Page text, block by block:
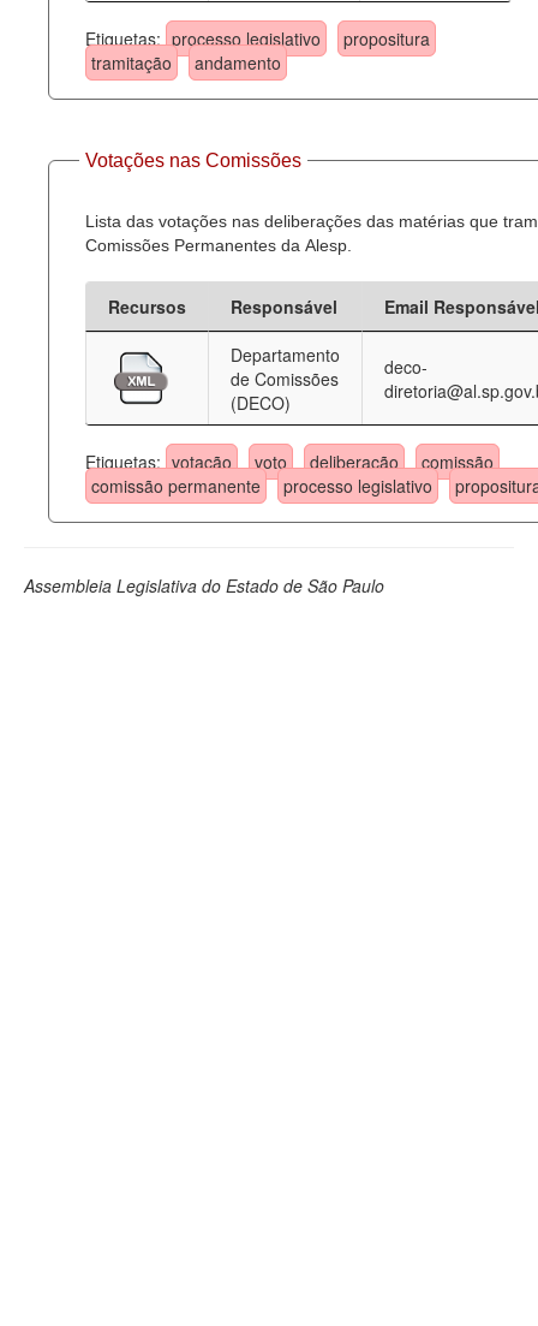
Etiquetas: processo legislativo
propositura
tramitação
andamento
Votações nas Comissões
Lista das votações nas deliberações das matérias que
Comissões Permanentes da Alesp.
Recursos Responsável
Email
Departamento
de Comissões
(DECO)
deco-
Etiquetas: votação voto deliberação
comissão
comissão permanente
processo legislativo
Assembleia Legislativa do Estado de São Paulo